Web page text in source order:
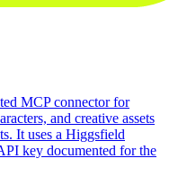
MCP connector for
and creative assets
It uses a Higgsfield
key documented for the